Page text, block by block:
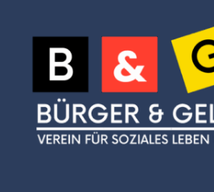
Inhalt
springen